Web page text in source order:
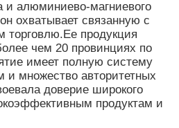
профилей
функциональных
в установке, модульная
для легкого
подходящая для
сценариев разных
и высокая
строительства.
и алюминиево-магниевого
охватывает связанную с
торговлю.Ее продукция
чем 20 провинциях по
имеет полную систему
и множество авторитетных
доверие широкого
продуктам и